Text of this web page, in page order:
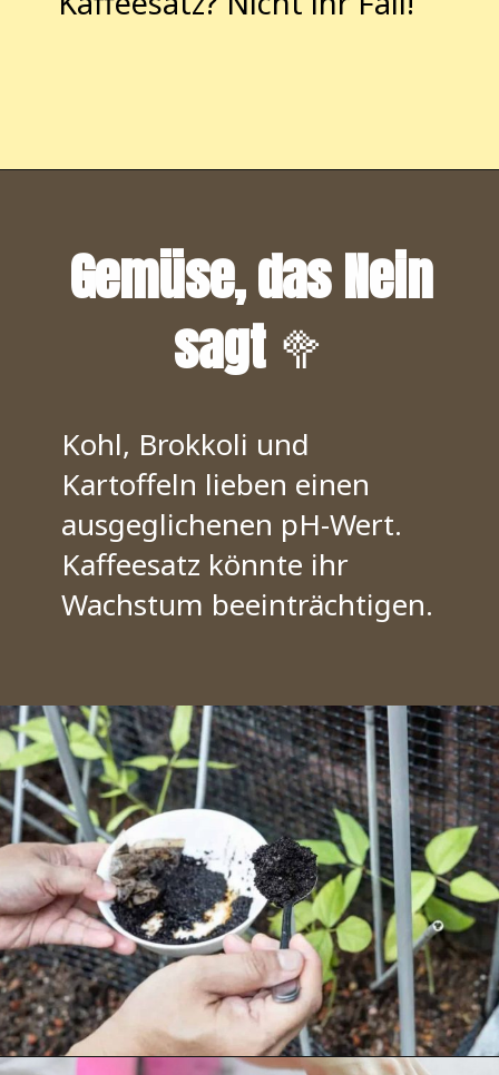
Gemüse, das Nein
sagt🥦
Kohl, Brokkoli und
Kartoffeln lieben einen
ausgeglichenen pH-Wert.
Kaffeesatz könnte ihr
Wachstum beeinträchtigen.